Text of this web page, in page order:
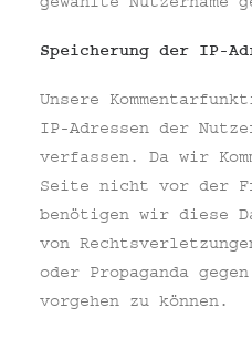
Speicherung der IP-
Unsere
IP-Adressen der
verfassen. Da wir
Seite nicht vor der
benötigen wir diese
von
oder Propaganda
vorgehen zu können.